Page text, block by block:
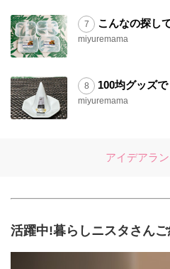
こんなの探し
miyuremama
100均グッズ
miyuremama
アイデアラ
活躍中!暮らしニスタさん